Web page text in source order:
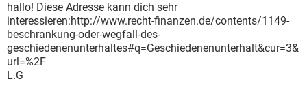
hallo! Diese Adresse kann dich sehr
interessieren:http://www.recht-finanzen.de/contents/1149-
beschrankung-oder-wegfall-des-
geschiedenenunterhaltes#q=Geschiedenenunterhalt&cur=3&
url=%2F
L.G